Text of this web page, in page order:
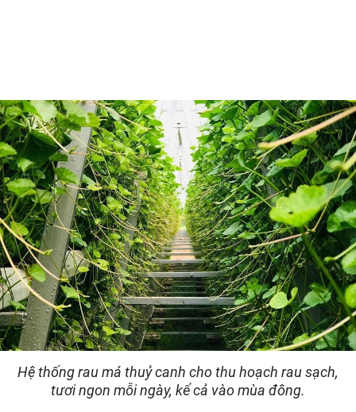
Hệ thống rau má thuỷ canh cho thu hoạch rau sạch,
tươi ngon mỗi ngày, kể cả vào mùa đông.